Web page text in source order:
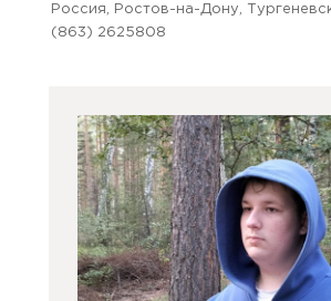
Россия, Ростов-на-Дону,
(863) 2625808